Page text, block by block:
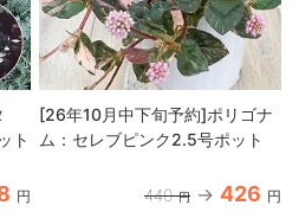
ト
円
[26年10月中下旬予約]ポリゴナ
ム：セレブピンク2.5号ポット
440 円 426 円